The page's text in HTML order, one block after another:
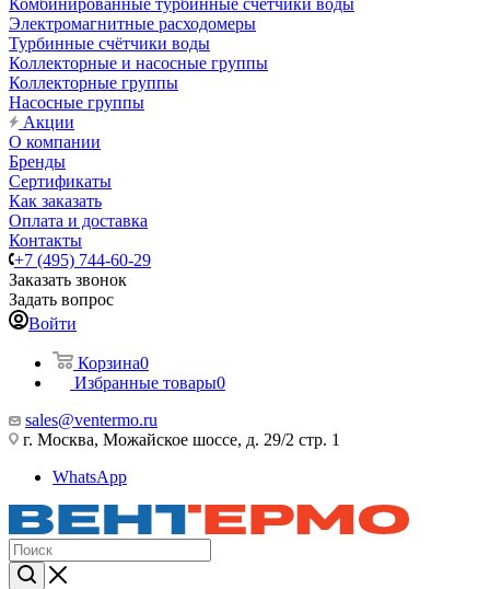
Комбинированные турбинные счётчики воды
Электромагнитные расходомеры
Турбинные счётчики воды
Коллекторные и насосные группы
Коллекторные группы
Насосные группы
Акции
О компании
Бренды
Сертификаты
Как заказать
Оплата и доставка
Контакты
+7 (495) 744-60-29
Заказать звонок
Задать вопрос
Войти
Корзина0
Избранные товары0
sales@ventermo.ru
г. Москва, Можайское шоссе, д. 29/2 стр. 1
WhatsApp